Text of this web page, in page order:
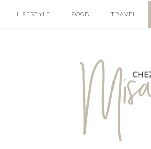
LIFESTYLE FOOD TRAVEL